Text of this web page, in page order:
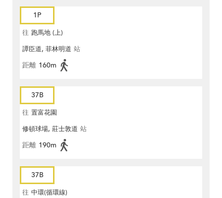
1P
往 跑馬地 (上)
譚臣道, 菲林明道 站
距離 160m
37B
往 置富花園
修頓球場, 莊士敦道 站
距離 190m
37B
往 中環(循環線)